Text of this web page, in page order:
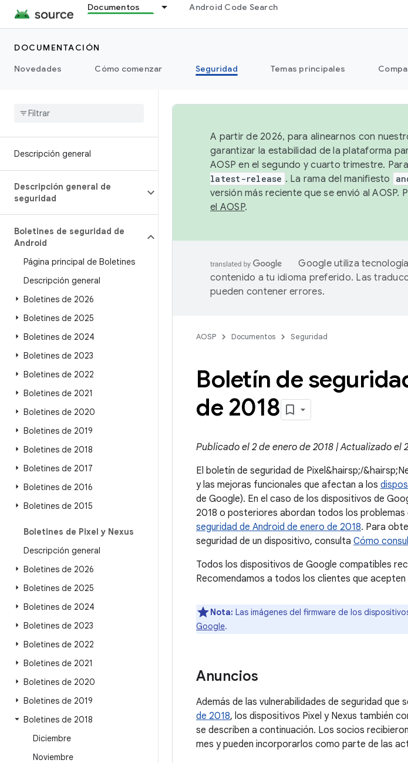
Documentos Android Code Search
DOCUMENTACIÓN
Novedades
Cómo comenzar Seguridad Temas principales
Descripción general
Descripción general de
seguridad
Boletines de seguridad de
Android
Página principal de Boletines
Descripción general
Boletines de 2026
Boletines de 2025
Boletines de 2024
Boletines de 2023
Boletines de 2022
Boletines de 2021
Boletines de 2020
Boletines de 2019
Boletines de 2018
Boletines de 2017
Boletines de 2016
Boletines de 2015
Boletines de Pixel y Nexus
Descripción general
Boletines de 2026
Boletines de 2025
Boletines de 2024
Boletines de 2023
Boletines de 2022
Boletines de 2021
Boletines de 2020
Boletines de 2019
Boletines de 2018
Diciembre
Noviembre
A partir de 2026, para alinearnos con
garantizar la estabilidad de la plataforma
AOSP en el segundo y cuarto trimestre.
latest-release . La rama del manifiesto
versión más reciente que se envió al
el AOSP.
Google utiliza
contenido a tu idioma preferido. Las
pueden contener errores.
AOSP Documentos Seguridad
Boletín de
de 2018
Publicado el 2 de enero de 2018 | Actualizado el
El boletín de seguridad de Pixel&hairsp;/
y las mejoras funcionales que afectan a los
de Google). En el caso de los dispositivos de
2018 o posteriores abordan todos los
seguridad de Android de enero de 2018. Para
seguridad de un dispositivo, consulta Cómo
Todos los dispositivos de Google compatibles
Recomendamos a todos los clientes que
Nota: Las imágenes del firmware de los
Google.
Anuncios
Además de las vulnerabilidades de seguridad que
de 2018, los dispositivos Pixel y Nexus también
se describen a continuación. Los socios
mes y pueden incorporarlos como parte de las